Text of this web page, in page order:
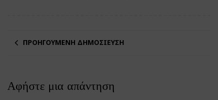
ΠΡΟΗΓΟΎΜΕΝΗ ΔΗΜΟΣΊΕΥΣΗ
Αφήστε μια απάντηση